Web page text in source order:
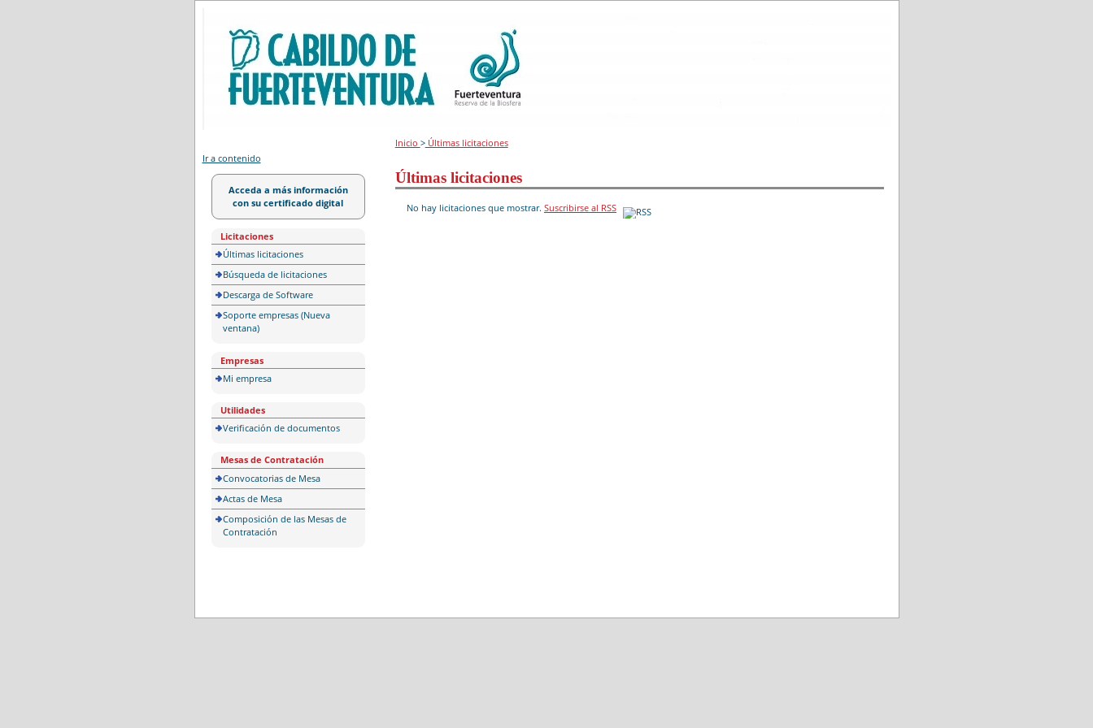
Ir a contenido
Acceda a más información
con su certificado digital
Licitaciones
Últimas licitaciones
Búsqueda de licitaciones
Descarga de Software
Soporte empresas (Nueva
ventana)
Empresas
Mi empresa
Utilidades
Verificación de documentos
Mesas de Contratación
Convocatorias de Mesa
Actas de Mesa
Composición de las Mesas de
Contratación
Inicio >Últimas licitaciones
Últimas licitaciones
No hay licitaciones que mostrar. Suscribirse al RSS